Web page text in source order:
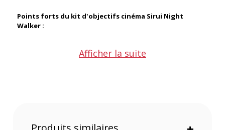
Points forts du kit d'objectifs cinéma Sirui Night
Walker :
Une ouverture extrême T1.2 idéale en très basse lumière
Afficher la suite